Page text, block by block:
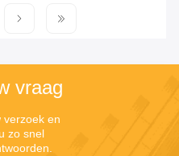
vraag
verzoek en
zo snel